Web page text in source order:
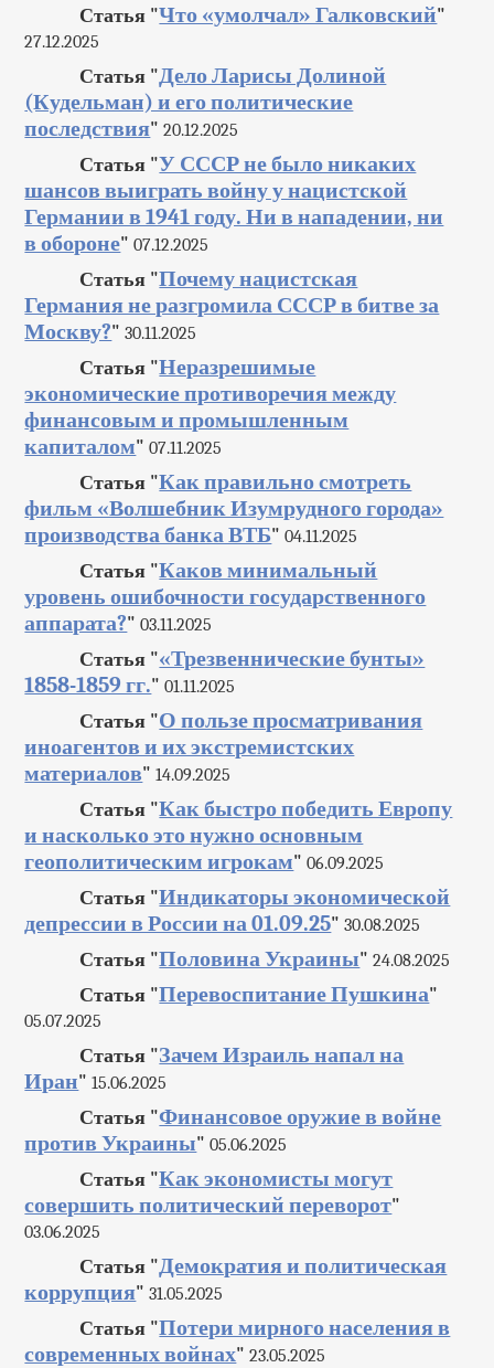
Статья "Что «умолчал» Галковский"
27.12.2025
Статья "Дело Ларисы Долиной
(Кудельман) и его политические
последствия" 20.12.2025
Статья "У СССР не было никаких
шансов выиграть войну у нацистской
Германии в 1941 году. Ни в нападении, ни
в обороне" 07.12.2025
Статья "Почему нацистская
Германия не разгромила СССР в битве за
Москву?" 30.11.2025
Статья "Неразрешимые
экономические противоречия между
финансовым и промышленным
капиталом" 07.11.2025
Статья "Как правильно смотреть
фильм «Волшебник Изумрудного города»
производства банка ВТБ" 04.11.2025
Статья "Каков минимальный
уровень ошибочности государственного
аппарата?" 03.11.2025
Статья "«Трезвеннические бунты»
1858-1859 гг." 01.11.2025
Статья "О пользе просматривания
иноагентов и их экстремистских
материалов" 14.09.2025
Статья "Как быстро победить Европу
и насколько это нужно основным
геополитическим игрокам" 06.09.2025
Статья "Индикаторы экономической
депрессии в России на 01.09.25" 30.08.2025
Статья "Половина Украины" 24.08.2025
Статья "Перевоспитание Пушкина"
05.07.2025
Статья "Зачем Израиль напал на
Иран" 15.06.2025
Статья "Финансовое оружие в войне
против Украины" 05.06.2025
Статья "Как экономисты могут
совершить политический переворот"
03.06.2025
Статья "Демократия и политическая
коррупция" 31.05.2025
Статья "Потери мирного населения в
современных войнах" 23.05.2025